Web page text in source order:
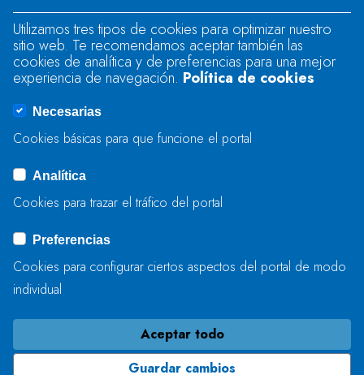
Se produjo un error al cargar el campo
"text".
Se produjo un error al cargar el campo
ENVIAR
Utilizamos tres tipos de cookies para optimizar nuestro
sitio web. Te recomendamos aceptar también las
cookies de analítica y de preferencias para una mejor
experiencia de navegación. Política de cookies
Necesarias
Cookies básicas para que funcione el portal
Analítica
Cookies para trazar el tráfico del portal
Preferencias
Cookies para configurar ciertos aspectos del portal de modo
individual
Aceptar todo
Guardar cambios